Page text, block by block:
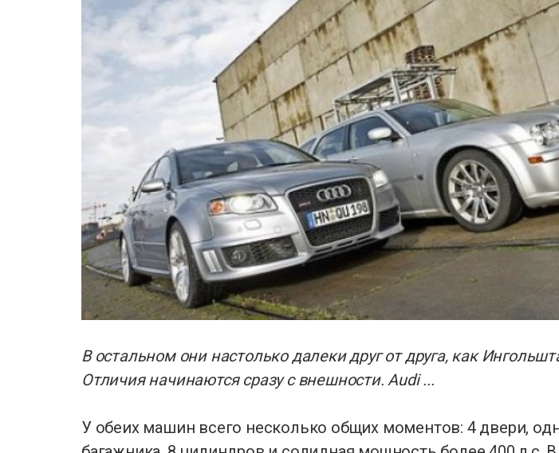
В остальном они настолько далеки друг от друга, как
Отличия начинаются сразу с внешности. Audi ...
У обеих машин всего несколько общих моментов: 4 двери,